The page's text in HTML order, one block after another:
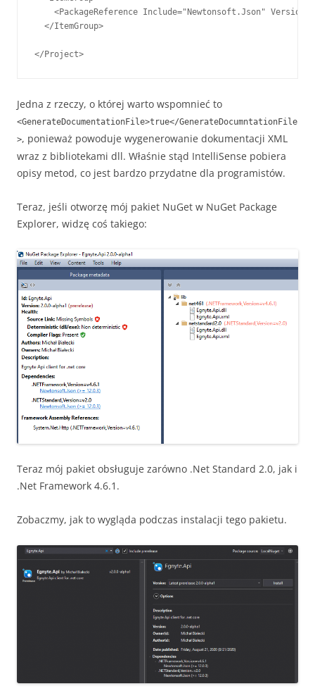
<PackageReference Include="Newtonsoft.Json"
  </ItemGroup>
Jedna z rzeczy, o której warto wspomnieć to
<GenerateDocumentationFile>true</GenerateDocumntationFile
>, ponieważ powoduje wygenerowanie dokumentacji XML
wraz z bibliotekami dll. Właśnie stąd IntelliSense pobiera
opisy metod, co jest bardzo przydatne dla programistów.
Teraz, jeśli otworzę mój pakiet NuGet w NuGet Package
Explorer, widzę coś takiego:
Teraz mój pakiet obsługuje zarówno .Net Standard 2.0, jak i
.Net Framework 4.6.1.
Zobaczmy, jak to wygląda podczas instalacji tego pakietu.